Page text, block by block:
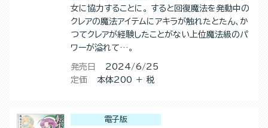
女に協力することに。 すると回復魔法を発動中の
クレアの魔法アイテムにアキラが触れたとたん、か
つてクレアが経験したことがない上位魔法級のパ
ワーが溢れて…。
発売日
2024/6/25
定価
本体200 ＋ 税
電子版